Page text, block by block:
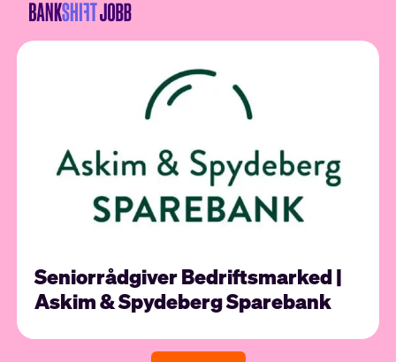
Seniorrådgiver Bedriftsmarked |
Askim & Spydeberg Sparebank